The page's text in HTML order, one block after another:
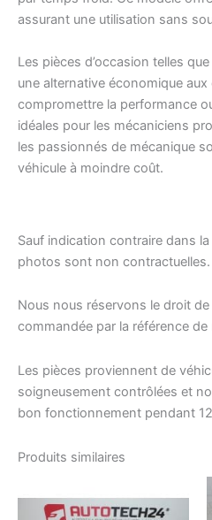
assurant une utilisation sans
Les pièces d’occasion telles
une alternative économique
compromettre la performance
idéales pour les mécaniciens
les passionnés de mécanique
véhicule à moindre coût.
Sauf indication contraire dans
photos sont non contractuelles.
Nous nous réservons le droit
commandée par la référence
Les pièces proviennent de
soigneusement contrôlées et
bon fonctionnement pendant
Produits similaires